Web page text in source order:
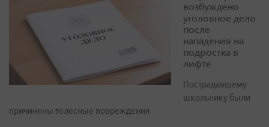
возбуждено
уголовное дело
после
нападения на
подростка в
лифте
Пострадавшему
школьнику были
причинены телесные повреждения